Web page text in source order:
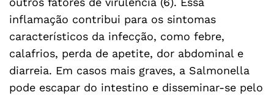
inflamação contribui para os sintomas
característicos da infecção, como febre,
calafrios, perda de apetite, dor abdominal e
diarreia. Em casos mais graves, a Salmonella
pode escapar do intestino e disseminar-se pelo